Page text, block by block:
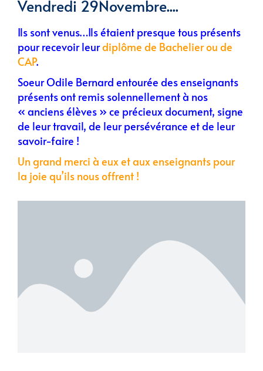
Vendredi 29Novembre....
Ils sont venus…Ils étaient presque tous présents
pour recevoir leurdiplôme de Bachelier ou de
CAP.
Soeur Odile Bernard entourée des enseignants
présents ont remis solennellement à nos
« anciens élèves » ce précieux document, signe
de leur travail, de leur persévérance et de leur
savoir-faire !
Un grand merci à eux et aux enseignants pour
la joie qu’ils nous offrent !